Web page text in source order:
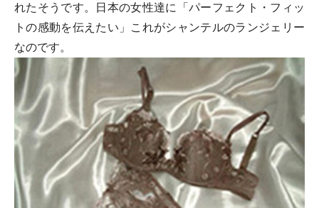
れたそうです。日本の女性達に「パーフェクト・フィッ
トの感動を伝えたい」これがシャンテルのランジェリー
なのです。